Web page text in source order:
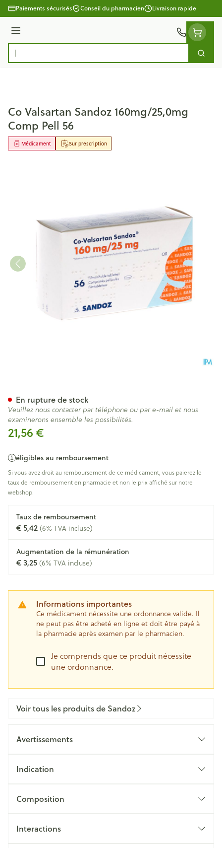
Aller au contenu
Paiements sécurisés Conseil du pharmacien Livraison rapide
Menu
Rechercher
Co Valsartan Sandoz 160mg/25,0mg
Comp Pell 56
Sur prescription
Médicament
21,56 €
éligibles au remboursement
Si vous avez droit au remboursement de ce médicament, vous paierez le
taux de remboursement en pharmacie et non le prix affiché sur notre
webshop.
Taux de remboursement
€ 5,42(6% TVA incluse)
Augmentation de la rémunération
€ 3,25(6% TVA incluse)
Informations importantes
Ce médicament nécessite une ordonnance valide. Il
ne peut pas être acheté en ligne et doit être payé à
la pharmacie après examen par le pharmacien.
Je comprends que ce produit nécessite
une ordonnance.
En rupture de stock
Veuillez nous contacter par téléphone ou par e-mail et nous
examinerons ensemble les possibilités.
Voir tous les produits de Sandoz
Avertissements
Indication
Composition
Interactions